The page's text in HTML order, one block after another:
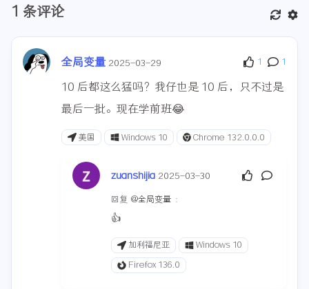
1 条评论
全局变量 2025-03-29 1 1
10 后都这么猛吗？我仔也是 10 后，只不过是
最后一批。现在学前班😂
美国 Windows 10 Chrome 132.0.0.0
zuanshijia 2025-03-30
回复 @全局变量 :
👍
加利福尼亚
Windows 10
Firefox 136.0